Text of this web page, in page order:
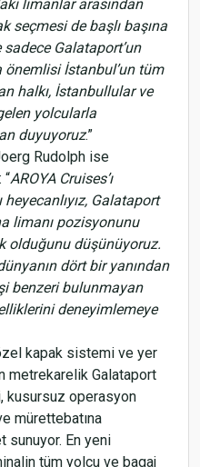
limanlar arasından
seçmesi de başlı başına
Galataport’un
önemlisi İstanbul’un tüm
halkı, İstanbullular ve
yolcularla
duyuyoruz.”
Rudolph ise
AROYA Cruises’ı
Galataport
limanı pozisyonunu
olduğunu düşünüyoruz.
dört bir yanından
benzeri bulunmayan
deneyimlemeye
kapak sistemi ve yer
metrekarelik Galataport
kusursuz operasyon
mürettebatına
sunuyor. En yeni
tüm yolcu ve bagaj